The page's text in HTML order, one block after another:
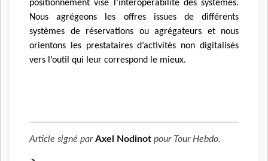
positionnement vise l’interopérabilité des systèmes.
Nous agrégeons les offres issues de différents
systèmes de réservations ou agrégateurs et nous
orientons les prestataires d’activités non digitalisés
vers l’outil qui leur correspond le mieux.
Article signé parAxel Nodinot pour Tour Hebdo.